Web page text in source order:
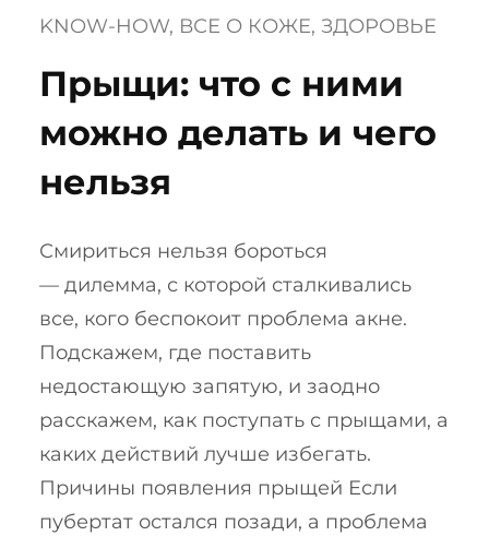
KNOW-HOW, ВСЕ О КОЖЕ, ЗДОРОВЬЕ
Прыщи: что с ними
можно делать и чего
нельзя
Смириться нельзя бороться
— дилемма, с которой сталкивались
все, кого беспокоит проблема акне.
Подскажем, где поставить
недостающую запятую, и заодно
расскажем, как поступать с прыщами, а
каких действий лучше избегать.
Причины появления прыщей Если
пубертат остался позади, а проблема